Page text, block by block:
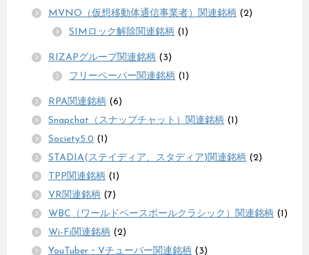
MVNO（仮想移動体通信事業者）関連銘柄 (2)
SIMロック解除関連銘柄 (1)
RIZAPグループ関連銘柄 (3)
フリーペーパー関連銘柄 (1)
RPA関連銘柄 (6)
Snapchat（スナップチャット）関連銘柄 (1)
Society5.0 (1)
STADIA(ステイディア、スタディア)関連銘柄 (2)
TPP関連銘柄 (1)
VR関連銘柄 (7)
WBC（ワールドベースボールクラシック）関連銘柄 (1)
Wi-Fi関連銘柄 (2)
YouTuber・Vチューバー関連銘柄 (3)